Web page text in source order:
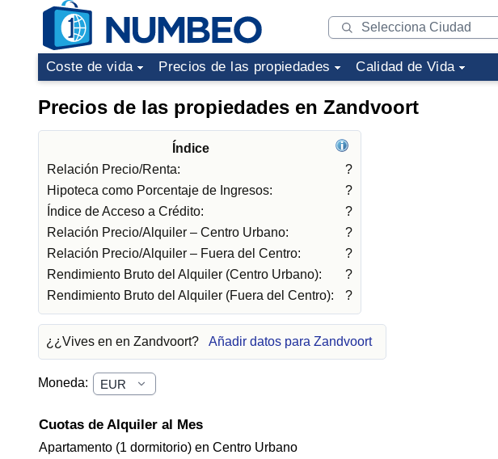
Coste de vida Precios de las propiedades Calidad de Vida
Precios de las propiedades en Zandvoort
Índice
Relación Precio/Renta:
?
Hipoteca como Porcentaje de Ingresos:
?
Índice de Acceso a Crédito:
?
Relación Precio/Alquiler – Centro Urbano:
?
Relación Precio/Alquiler – Fuera del Centro:
?
Rendimiento Bruto del Alquiler (Centro Urbano):
?
Rendimiento Bruto del Alquiler (Fuera del Centro):
?
¿¿Vives en en Zandvoort? Añadir datos para Zandvoort
Moneda:
Cuotas de Alquiler al Mes
Apartamento (1 dormitorio) en Centro Urbano